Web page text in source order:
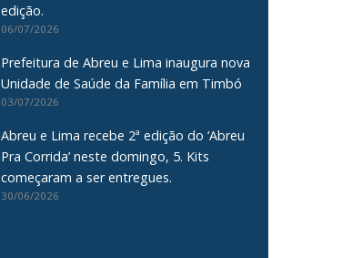
edição.
06/07/2026
Prefeitura de Abreu e Lima inaugura nova
Unidade de Saúde da Família em Timbó
03/07/2026
Abreu e Lima recebe 2ª edição do ‘Abreu
Pra Corrida’ neste domingo, 5. Kits
começaram a ser entregues.
30/06/2026